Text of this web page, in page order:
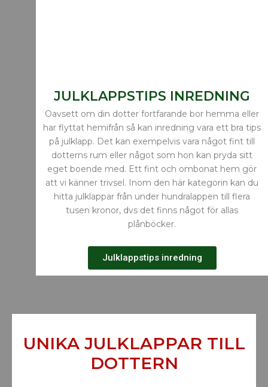
JULKLAPPSTIPS INREDNING
Oavsett om din dotter fortfarande bor hemma eller
har flyttat hemifrån så kan inredning vara ett bra tips
på julklapp. Det kan exempelvis vara något fint till
dotterns rum eller något som hon kan pryda sitt
eget boende med. Ett fint och ombonat hem gör
att vi känner trivsel. Inom den här kategorin kan du
hitta julklappar från under hundralappen till flera
tusen kronor, dvs det finns något för allas
plånböcker.
Julklappstips inredning
UNIKA JULKLAPPAR TILL
DOTTERN